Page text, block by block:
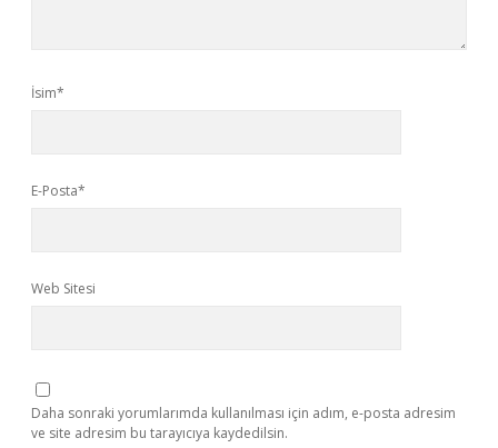
İsim*
E-Posta*
Web Sitesi
Daha sonraki yorumlarımda kullanılması için adım, e-posta adresim
ve site adresim bu tarayıcıya kaydedilsin.